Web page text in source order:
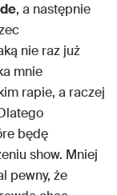
, a następnie
nie raz już
mnie
rapie, a raczej
będę
show. Mniej
pewny, że